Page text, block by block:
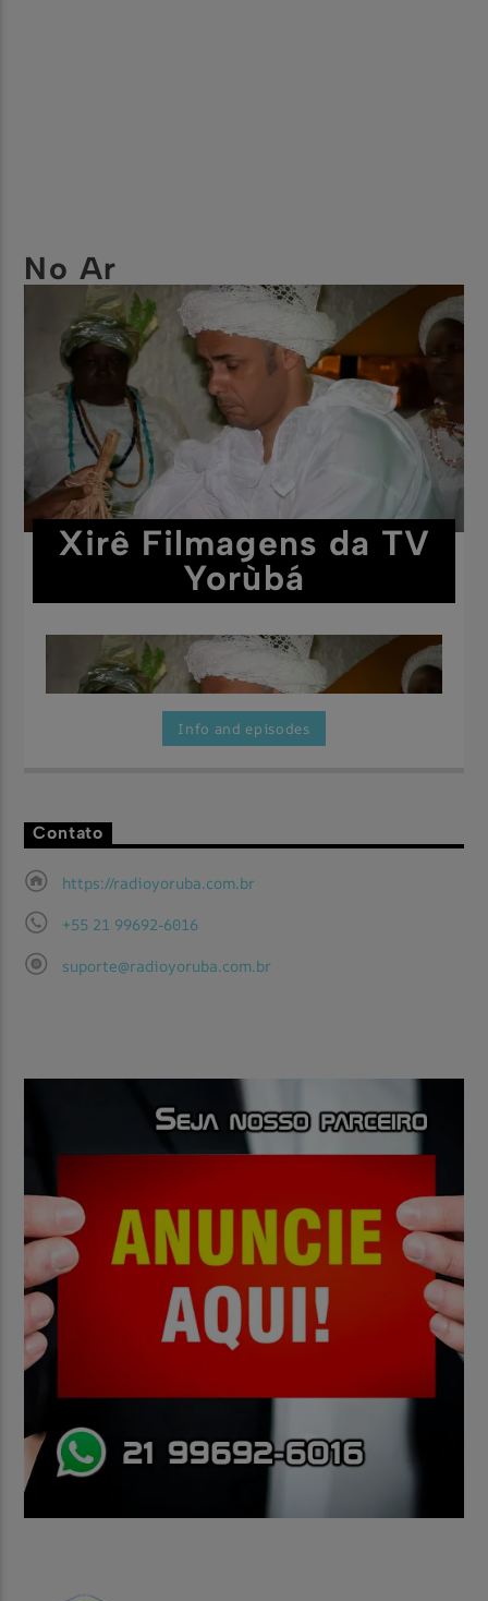
No Ar
Xirê Filmagens da TV
Yorùbá
Aqui você vai encontrar as maravilhosas festas filmadas pela
Info and episodes
Contato
https://radioyoruba.com.br
+55 21 99692-6016
suporte@radioyoruba.com.br